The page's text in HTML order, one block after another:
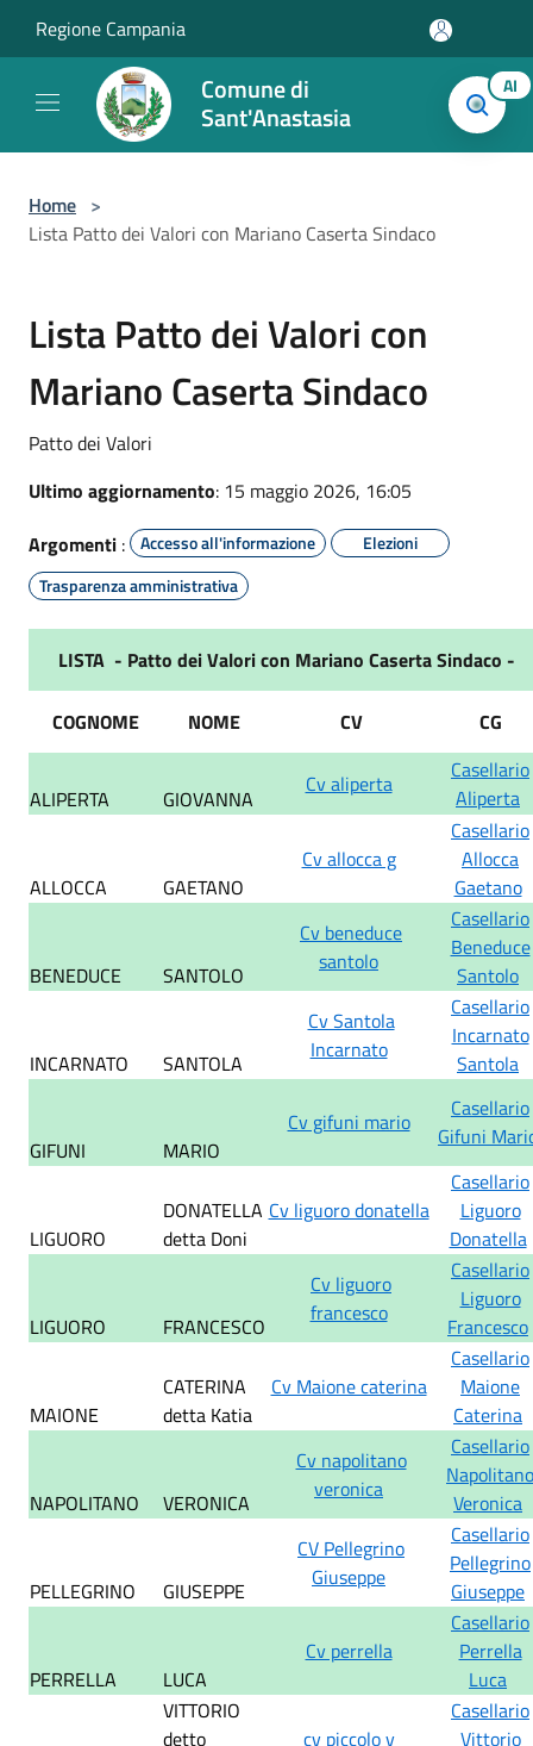
Regione Campania
Comune di
Sant'Anastasia
AI
Home >
Lista Patto dei Valori con Mariano Caserta Sindaco
Lista Patto dei Valori con
Mariano Caserta Sindaco
Patto dei Valori
Ultimo aggiornamento: 15 maggio 2026, 16:05
Argomenti : Accesso all'informazione
Elezioni
Trasparenza amministrativa
LISTA - Patto dei Valori con Mariano Caserta Sindaco -
COGNOME NOME CV CG
ALIPERTA GIOVANNA
Cv aliperta
Casellario
Aliperta
ALLOCCA GAETANO
Cv allocca g
Casellario
Allocca
Gaetano
BENEDUCE SANTOLO
Cv beneduce
santolo
Casellario
Beneduce
Santolo
INCARNATO SANTOLA
Cv Santola
Incarnato
Casellario
Incarnato
Santola
GIFUNI MARIO
Cv gifuni mario
Casellario
Gifuni
LIGUORO
DONATELLA
detta Doni
Cv liguoro donatella
Casellario
Liguoro
Donatella
LIGUORO FRANCESCO
Cv liguoro
francesco
Casellario
Liguoro
Francesco
MAIONE
CATERINA
detta Katia
Cv Maione caterina
Casellario
Maione
Caterina
NAPOLITANO VERONICA
Cv napolitano
veronica
Casellario
Napolitano
Veronica
PELLEGRINO GIUSEPPE
CV Pellegrino
Giuseppe
Casellario
Pellegrino
Giuseppe
PERRELLA LUCA
Cv perrella
Casellario
Perrella
Luca
VITTORIO
detto
cv piccolo v
Casellario
Vittorio